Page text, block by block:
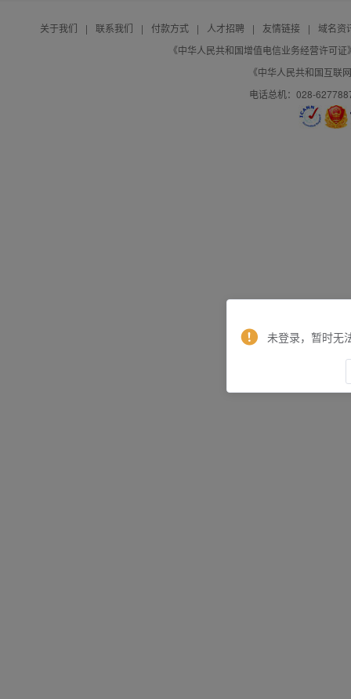
关于我们 | 联系我们 | 付款方式 | 人才招聘 | 友情链接 |
域名资
《中华人民共和国增值电信业务经营许可
《中华人民共和国互联
电话总机：028-
未登录，暂时无